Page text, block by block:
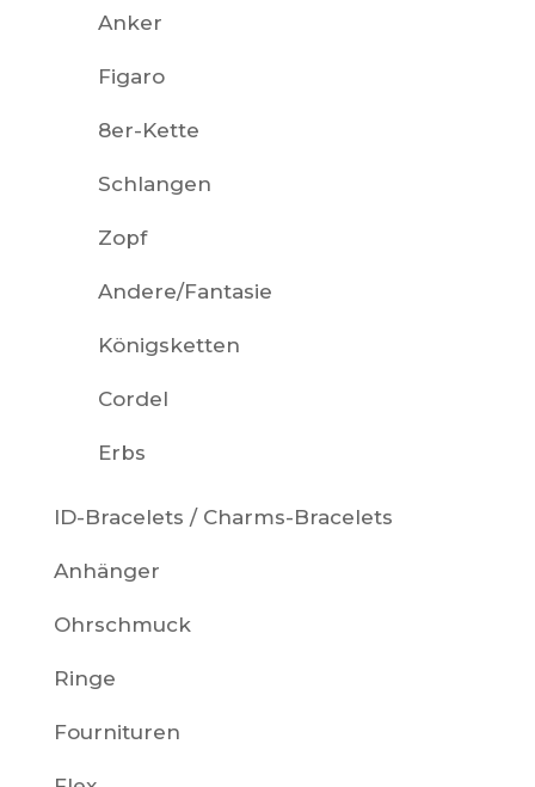
Anker
Figaro
8er-Kette
Schlangen
Zopf
Andere/Fantasie
Königsketten
Cordel
Erbs
ID-Bracelets / Charms-Bracelets
Anhänger
Ohrschmuck
Ringe
Fournituren